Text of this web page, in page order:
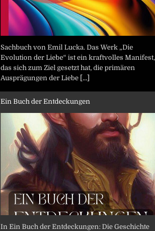
Sachbuch von Emil Lucka. Das Werk „Die
Evolution der Liebe“ ist ein kraftvolles Manifest,
das sich zum Ziel gesetzt hat, die primären
Ausprägungen der Liebe [...]
Ein Buch der Entdeckungen
In Ein Buch der Entdeckungen: Die Geschichte